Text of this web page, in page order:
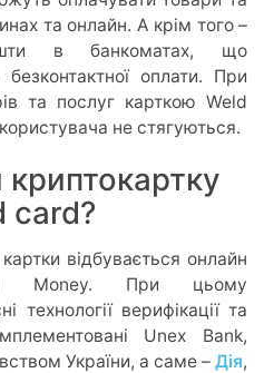
та онлайн. А крім того –
в банкоматах, що
оплати. При
та послуг карткою Weld
користувача не стягуються.
card?
відбувається онлайн
Money. При цьому
технології верифікації та
Unex Bank,
України, а саме – Дія,